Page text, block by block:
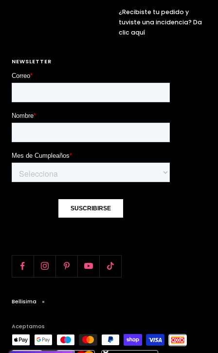
¿Recibiste tu pedido y
tuviste una incidencia? Da
clic aquí
NEWSLETTER
Bellisima
Aceptamos